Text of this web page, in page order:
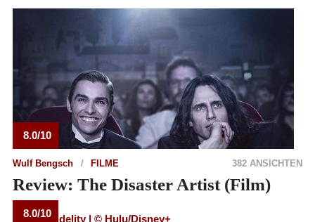
8.0/10
Wulf Bengsch FILME 382 ANSICHTEN
Review: The Disaster Artist (Film)
8.0/10